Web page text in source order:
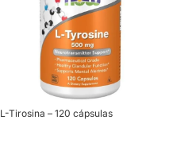
L-Tirosina – 120 cápsulas